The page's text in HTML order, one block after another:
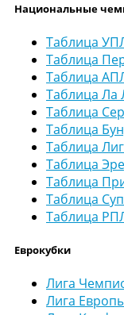
Национальные
Таблица
Таблица
Таблица
Таблица Ла
Таблица
Таблица
Таблица
Таблица
Таблица
Таблица
Таблица
Еврокубки
Лига
Лига